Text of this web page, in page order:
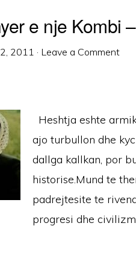
e nje Kombi
2011 · Leave a Comment
Heshtja eshte
ajo turbullon dhe
dallga kallkan, por
historise.Mund te
padrejtesite te
progresi dhe